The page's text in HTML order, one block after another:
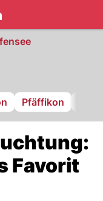
Pfäffikon
Favorit